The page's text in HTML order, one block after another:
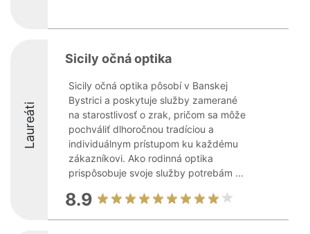
Laureáti
Sicily očná optika
Sicily očná optika pôsobí v Banskej
Bystrici a poskytuje služby zamerané
na starostlivosť o zrak, pričom sa môže
pochváliť dlhoročnou tradíciou a
individuálnym prístupom ku každému
zákazníkovi. Ako rodinná optika
prispôsobuje svoje služby potrebám ...
8.9